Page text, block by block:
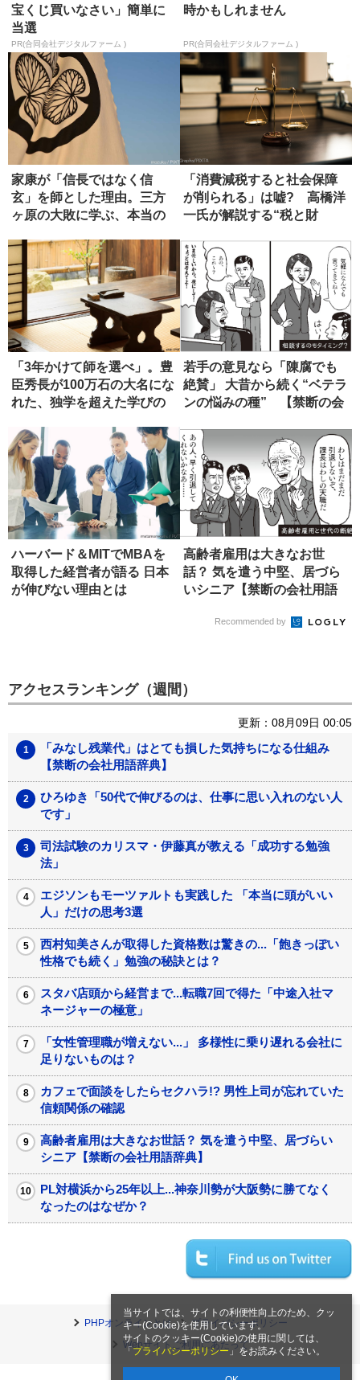
当サイトでは、サイトの利便性向上のため、クッ
キー(Cookie)を使用しています。
サイトのクッキー(Cookie)の使用に関しては、
「 プライバシーポリシー 」をお読みください。
宝くじ買いなさい」簡単に
当選
PR(合同会社デジタルファーム )
時かもしれません
PR(合同会社デジタルファーム )
家康が「信長ではなく信
玄」を師とした理由。三方
ヶ原の大敗に学ぶ、本当の
「消費減税すると社会保障
が削られる」は嘘? 高橋洋
一氏が解説する“税と財
「3年かけて師を選べ」。豊
臣秀長が100万石の大名にな
れた、独学を超えた学びの
若手の意見なら「陳腐でも
絶賛」 大昔から続く“ベテラ
ンの悩みの種” 【禁断の会
ハーバード＆MITでMBAを
取得した経営者が語る 日本
が伸びない理由とは
高齢者雇用は大きなお世
話？ 気を遣う中堅、居づら
いシニア【禁断の会社用語
Recommended by
アクセスランキング（週間）
更新：08月09日 00:05
「みなし残業代」はとても損した気持ちになる仕組み
【禁断の会社用語辞典】
ひろゆき「50代で伸びるのは、仕事に思い入れのない人
です」
司法試験のカリスマ・伊藤真が教える「成功する勉強
法」
エジソンもモーツァルトも実践した 「本当に頭がいい
人」だけの思考3選
西村知美さんが取得した資格数は驚きの...「飽きっぽい
性格でも続く」勉強の秘訣とは？
スタバ店頭から経営まで...転職7回で得た「中途入社マ
ネージャーの極意」
「女性管理職が増えない...」 多様性に乗り遅れる会社に
足りないものは？
カフェで面談をしたらセクハラ!? 男性上司が忘れていた
信頼関係の確認
高齢者雇用は大きなお世話？ 気を遣う中堅、居づらい
シニア【禁断の会社用語辞典】
PL対横浜から25年以上...神奈川勢が大阪勢に勝てなく
なったのはなぜか？
PHPオンラインとは
プライバシーポリシー
Webサイトご利用にあたって